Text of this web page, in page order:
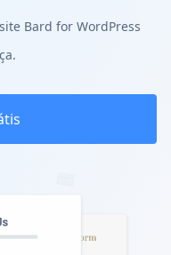
Bard for WordPress